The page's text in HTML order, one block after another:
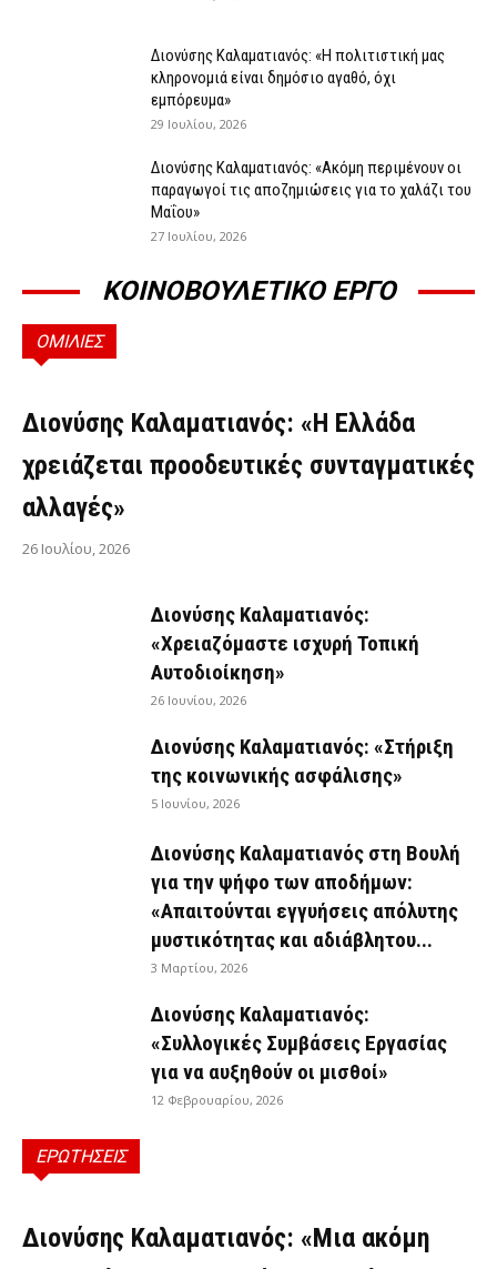
Διονύσης Καλαματιανός: «Η πολιτιστική μας
κληρονομιά είναι δημόσιο αγαθό, όχι
εμπόρευμα»
29 Ιουλίου, 2026
Διονύσης Καλαματιανός: «Ακόμη περιμένουν οι
παραγωγοί τις αποζημιώσεις για το χαλάζι του
Μαΐου»
27 Ιουλίου, 2026
ΚΟΙΝΟΒΟΥΛΕΤΙΚΟ ΕΡΓΟ
ΟΜΙΛΙΕΣ
ΟΜΙΛΊΕΣ
Διονύσης Καλαματιανός: «Η Ελλάδα
χρειάζεται προοδευτικές συνταγματικές
αλλαγές»
26 Ιουλίου, 2026
Διονύσης Καλαματιανός:
«Χρειαζόμαστε ισχυρή Τοπική
Αυτοδιοίκηση»
26 Ιουνίου, 2026
Διονύσης Καλαματιανός: «Στήριξη
της κοινωνικής ασφάλισης»
5 Ιουνίου, 2026
Διονύσης Καλαματιανός στη Βουλή
για την ψήφο των αποδήμων:
«Απαιτούνται εγγυήσεις απόλυτης
μυστικότητας και αδιάβλητου...
3 Μαρτίου, 2026
Διονύσης Καλαματιανός:
«Συλλογικές Συμβάσεις Εργασίας
για να αυξηθούν οι μισθοί»
12 Φεβρουαρίου, 2026
ΕΡΩΤΗΣΕΙΣ
ΕΡΩΤΉΣΕΙΣ
Διονύσης Καλαματιανός: «Μια ακόμη